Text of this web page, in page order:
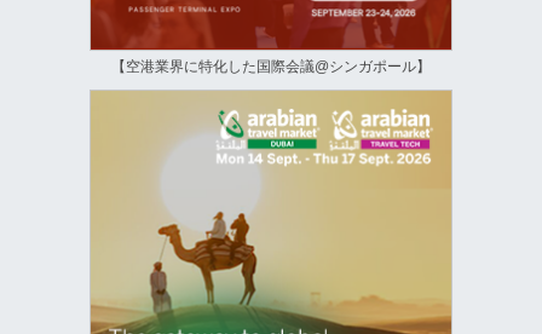
【空港業界に特化した国際会議@シンガポール】